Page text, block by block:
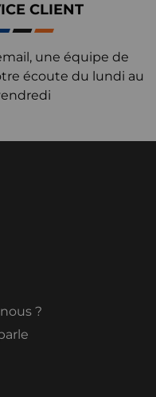
CLIENT
une équipe de
écoute du lundi au
?